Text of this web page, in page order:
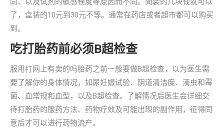
了，盒装的10元到30元不等。通常在药店或者超市都可以购买
到。
吃打胎药前必须B超检查
服用打网上有卖的吗胎药之前一般要做B超检查，以为医生需
要了解你的身体情况，如尿妊娠试验、阴道清洁度、滴虫和霉
菌、血常规和血型，以及B超检查。了解情况后医生会详细交
待打胎药的服药方法、药物疗效及可能出现的副作用，征得同
意后才可以进行药物流产。